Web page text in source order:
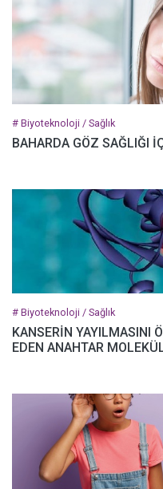
# Biyoteknoloji / Sağlık
BAHARDA GÖZ SAĞLIĞI
# Biyoteknoloji / Sağlık
KANSERİN YAYILMASINI
EDEN ANAHTAR